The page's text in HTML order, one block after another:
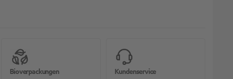
Bioverpackungen Kundenservice